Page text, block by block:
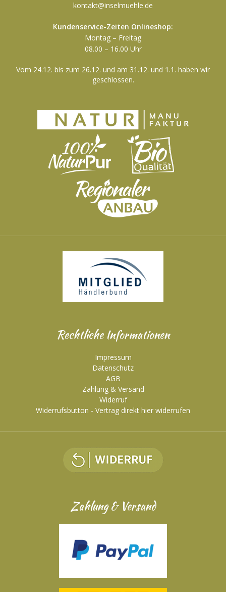
kontakt@inselmuehle.de
Kundenservice-Zeiten Onlineshop:
Montag – Freitag
08.00 – 16.00 Uhr
Vom 24.12. bis zum 26.12. und am 31.12. und 1.1. haben wir
geschlossen.
Rechtliche Informationen
Impressum
Datenschutz
AGB
Zahlung & Versand
Widerruf
Widerrufsbutton - Vertrag direkt hier widerrufen
Zahlung & Versand